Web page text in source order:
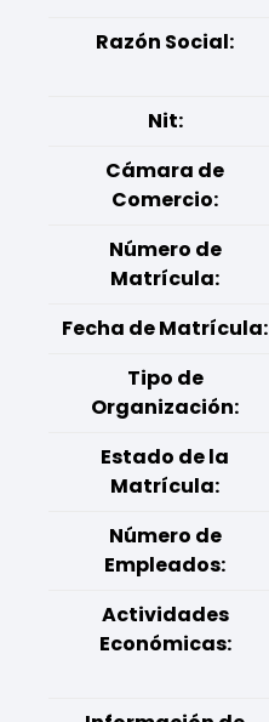
Razón Social:
Nit:
Cámara de
Comercio:
Número de
Matrícula:
Fecha de Matrícula:
Tipo de
Organización:
Estado de la
Matrícula:
Número de
Empleados:
Actividades
Económicas: